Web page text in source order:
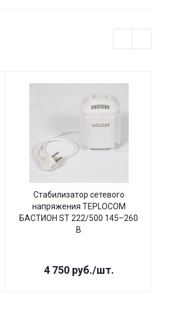
Стабилизатор сетевого
напряжения TEPLOCOM
БАСТИОН ST 222/500 145–260
В
4 750руб./шт.